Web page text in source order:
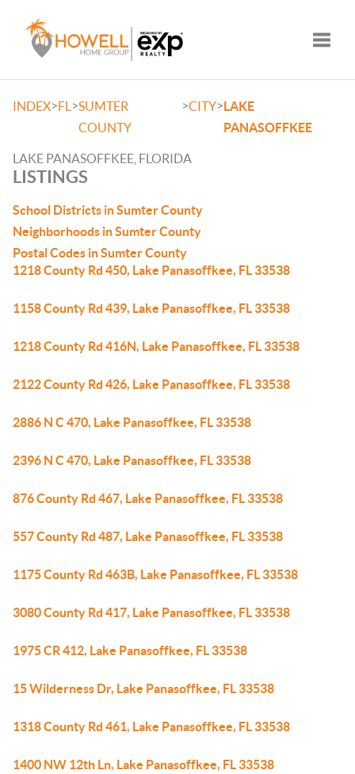
INDEX>FL >SUMTER
COUNTY
>CITY>LAKE
PANASOFFKEE
LAKE PANASOFFKEE, FLORIDA
LISTINGS
School Districts in Sumter County
Neighborhoods in Sumter County
Postal Codes in Sumter County
1218 County Rd 450, Lake Panasoffkee, FL 33538
1158 County Rd 439, Lake Panasoffkee, FL 33538
1218 County Rd 416N, Lake Panasoffkee, FL 33538
2122 County Rd 426, Lake Panasoffkee, FL 33538
2886 N C 470, Lake Panasoffkee, FL 33538
2396 N C 470, Lake Panasoffkee, FL 33538
876 County Rd 467, Lake Panasoffkee, FL 33538
557 County Rd 487, Lake Panasoffkee, FL 33538
1175 County Rd 463B, Lake Panasoffkee, FL 33538
3080 County Rd 417, Lake Panasoffkee, FL 33538
1975 CR 412, Lake Panasoffkee, FL 33538
15 Wilderness Dr, Lake Panasoffkee, FL 33538
1318 County Rd 461, Lake Panasoffkee, FL 33538
1400 NW 12th Ln, Lake Panasoffkee, FL 33538